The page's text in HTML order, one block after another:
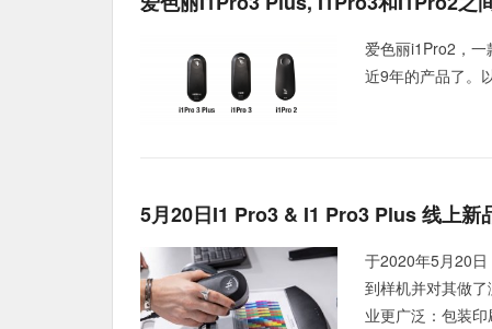
爱色丽i1Pro2，
近9年的产品了。
5月20日i1 Pro3 & I1 Pro3 Plus 线上新
于2020年5月20
到样机并对其做
业更广泛：包装